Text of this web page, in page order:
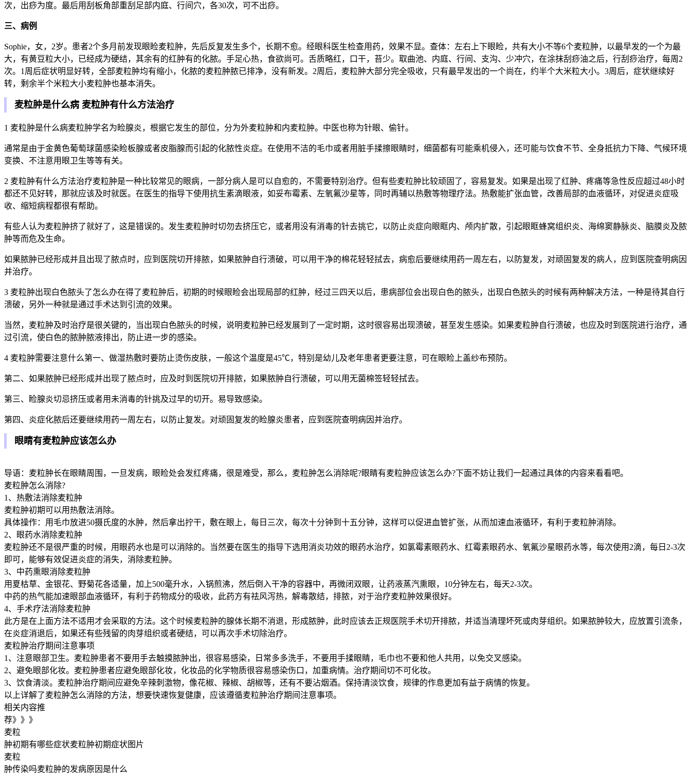
次，出痧为度。最后用刮板角部重刮足部内庭、行间穴，各30次，可不出痧。
三、病例
Sophie，女，2岁。患者2个多月前发现眼睑麦粒肿，先后反复发生多个，长期不愈。经眼科医生检查用药，效果不显。查体：左右上下眼睑，共有大小不等6个麦粒肿，以最早发的一个为最
大，有黄豆粒大小，已经成为硬结，其余有的红肿有的化脓。手足心热，食欲尚可。舌质略红，口干，苔少。取曲池、内庭、行间、支沟、少冲穴，在涂抹刮痧油之后，行刮痧治疗，每周2
次。1周后症状明显好转，全部麦粒肿均有缩小，化脓的麦粒肿脓已排净，没有新发。2周后，麦粒肿大部分完全吸收，只有最早发出的一个尚在，约半个大米粒大小。3周后，症状继续好
转，剩余半个米粒大小麦粒肿也基本消失。
麦粒肿是什么病 麦粒肿有什么方法治疗
1 麦粒肿是什么病麦粒肿学名为睑腺炎，根据它发生的部位，分为外麦粒肿和内麦粒肿。中医也称为针眼、偷针。
通常是由于金黄色葡萄球菌感染睑板腺或者皮脂腺而引起的化脓性炎症。在使用不洁的毛巾或者用脏手揉擦眼睛时，细菌都有可能乘机侵入，还可能与饮食不节、全身抵抗力下降、气候环境
变换、不注意用眼卫生等等有关。
2 麦粒肿有什么方法治疗麦粒肿是一种比较常见的眼病，一部分病人是可以自愈的，不需要特别治疗。但有些麦粒肿比较顽固了，容易复发。如果是出现了红肿、疼痛等急性反应超过48小时
都还不见好转，那就应该及时就医。在医生的指导下使用抗生素滴眼液，如妥布霉素、左氧氟沙星等，同时再辅以热敷等物理疗法。热敷能扩张血管，改善局部的血液循环，对促进炎症吸
收、缩短病程都很有帮助。
有些人认为麦粒肿挤了就好了，这是错误的。发生麦粒肿时切勿去挤压它，或者用没有消毒的针去挑它，以防止炎症向眼眶内、颅内扩散，引起眼眶蜂窝组织炎、海绵窦静脉炎、脑膜炎及脓
肿等而危及生命。
如果脓肿已经形成并且出现了脓点时，应到医院切开排脓，如果脓肿自行溃破，可以用干净的棉花轻轻拭去，病愈后要继续用药一周左右，以防复发，对顽固复发的病人，应到医院查明病因
并治疗。
3 麦粒肿出现白色脓头了怎么办在得了麦粒肿后，初期的时候眼睑会出现局部的红肿，经过三四天以后，患病部位会出现白色的脓头，出现白色脓头的时候有两种解决方法，一种是待其自行
溃破，另外一种就是通过手术达到引流的效果。
当然，麦粒肿及时治疗是很关键的，当出现白色脓头的时候，说明麦粒肿已经发展到了一定时期，这时很容易出现溃破，甚至发生感染。如果麦粒肿自行溃破，也应及时到医院进行治疗，通
过引流，使白色的脓肿脓液排出，防止进一步的感染。
4 麦粒肿需要注意什么第一、做湿热敷时要防止烫伤皮肤，一般这个温度是45℃，特别是幼儿及老年患者更要注意，可在眼睑上盖纱布预防。
第二、如果脓肿已经形成并出现了脓点时，应及时到医院切开排脓，如果脓肿自行溃破，可以用无菌棉签轻轻拭去。
第三、睑腺炎切忌挤压或者用未消毒的针挑及过早的切开。易导致感染。
第四、炎症化脓后还要继续用药一周左右，以防止复发。对顽固复发的睑腺炎患者，应到医院查明病因并治疗。
眼睛有麦粒肿应该怎么办
导语：麦粒肿长在眼睛周围，一旦发病，眼睑处会发红疼痛，很是难受，那么，麦粒肿怎么消除呢?眼睛有麦粒肿应该怎么办?下面不妨让我们一起通过具体的内容来看看吧。
麦粒肿怎么消除?
1、热敷法消除麦粒肿
麦粒肿初期可以用热敷法消除。
具体操作：用毛巾放进50摄氏度的水肿，然后拿出拧干，敷在眼上，每日三次，每次十分钟到十五分钟，这样可以促进血管扩张，从而加速血液循环，有利于麦粒肿消除。
2、眼药水消除麦粒肿
麦粒肿还不是很严重的时候，用眼药水也是可以消除的。当然要在医生的指导下选用消炎功效的眼药水治疗，如氯霉素眼药水、红霉素眼药水、氧氟沙星眼药水等，每次使用2滴，每日2-3次
即可，能够有效促进炎症的消失，消除麦粒肿。
3、中药熏眼消除麦粒肿
用夏枯草、金银花、野菊花各适量，加上500毫升水，入锅煎沸，然后倒入干净的容器中，再微闭双眼，让药液蒸汽熏眼，10分钟左右，每天2-3次。
中药的热气能加速眼部血液循环，有利于药物成分的吸收，此药方有祛风泻热，解毒散结，排脓，对于治疗麦粒肿效果很好。
4、手术疗法消除麦粒肿
此方是在上面方法不适用才会采取的方法。这个时候麦粒肿的腺体长期不消退，形成脓肿，此时应该去正规医院手术切开排脓，并适当清理坏死或肉芽组织。如果脓肿较大，应放置引流条，
在炎症消退后，如果还有些残留的肉芽组织或者硬结，可以再次手术切除治疗。
麦粒肿治疗期间注意事项
1、注意眼部卫生。麦粒肿患者不要用手去触摸脓肿出，很容易感染，日常多多洗手，不要用手揉眼睛，毛巾也不要和他人共用，以免交叉感染。
2、避免眼部化妆。麦粒肿患者应避免眼部化妆，化妆品的化学物质很容易感染伤口，加重病情。治疗期间切不可化妆。
3、饮食清淡。麦粒肿治疗期间应避免辛辣刺激物，像花椒、辣椒、胡椒等，还有不要沾烟酒。保持清淡饮食，规律的作息更加有益于病情的恢复。
以上详解了麦粒肿怎么消除的方法，想要快速恢复健康，应该遵循麦粒肿治疗期间注意事项。
相关内容推
荐》》》
麦粒
肿初期有哪些症状麦粒肿初期症状图片
麦粒
肿传染吗麦粒肿的发病原因是什么